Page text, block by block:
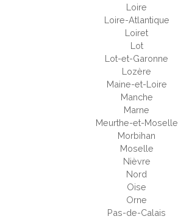
Loire
Loire-Atlantique
Loiret
Lot
Lot-et-Garonne
Lozère
Maine-et-Loire
Manche
Marne
Meurthe-et-Moselle
Morbihan
Moselle
Nièvre
Nord
Oise
Orne
Pas-de-Calais